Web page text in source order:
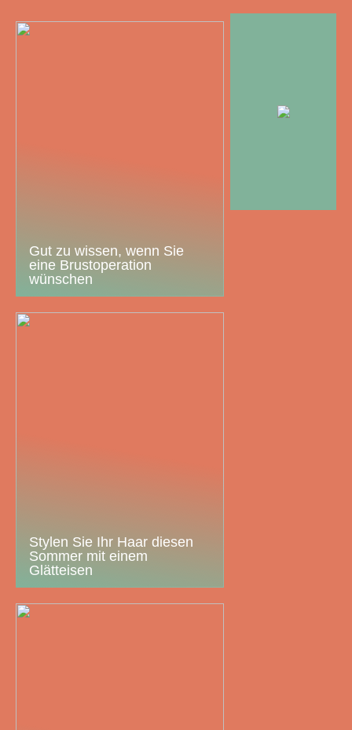
Gut zu wissen, wenn Sie
eine Brustoperation
wünschen
Stylen Sie Ihr Haar diesen
Sommer mit einem
Glätteisen